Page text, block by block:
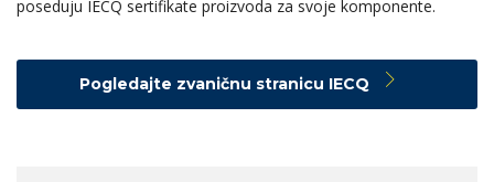
poseduju IECQ sertifikate proizvoda za svoje komponente.
Pogledajte zvaničnu stranicu IECQ